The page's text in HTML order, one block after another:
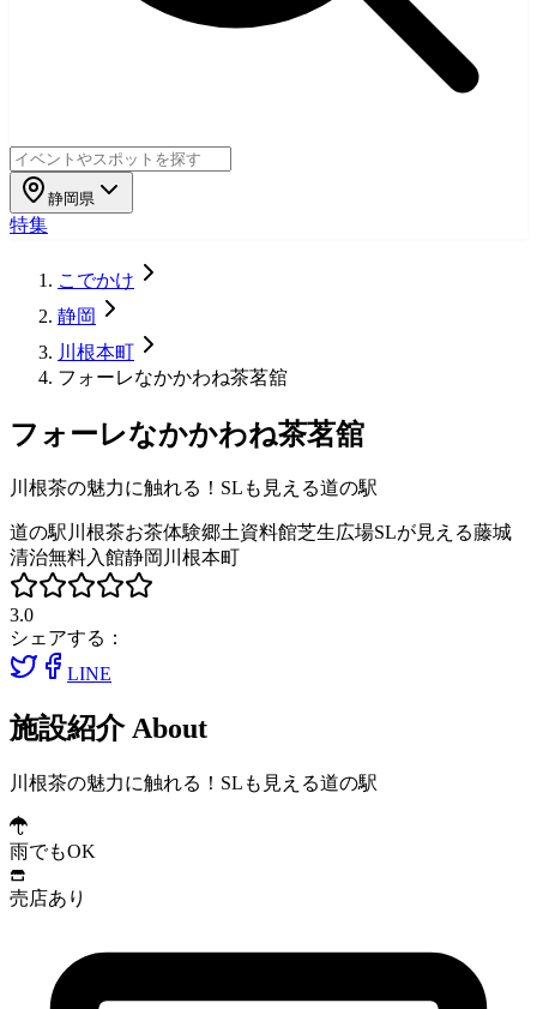
静岡県
特集
こでかけ
静岡
川根本町
フォーレなかかわね茶茗舘
フォーレなかかわね茶茗舘
川根茶の魅力に触れる！SLも見える道の駅
道の駅川根茶お茶体験郷土資料館芝生広場SLが見える藤城
清治無料入館静岡 川根本町
3.0
シェアする：
LINE
施設紹介 About
川根茶の魅力に触れる！SLも見える道の駅
雨でもOK
売店あり